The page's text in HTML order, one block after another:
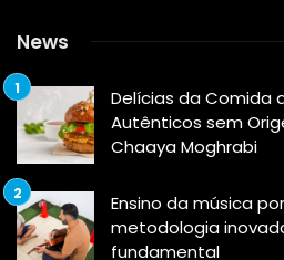
News
Delícias da Comida
Autênticos sem
Chaaya Moghrabi
Ensino da música
metodologia
fundamental